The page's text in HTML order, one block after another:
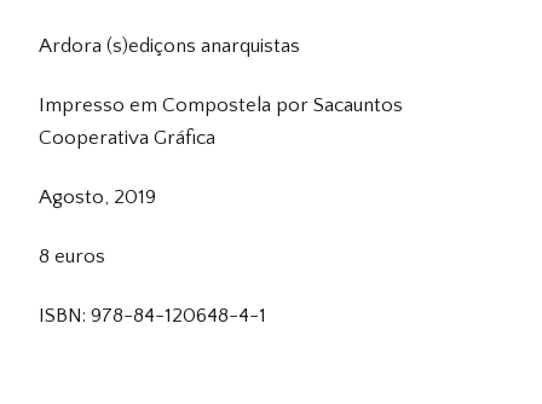
Ardora (s)ediçons anarquistas
Impresso em Compostela por Sacauntos
Cooperativa Gráfica
Agosto, 2019
8 euros
ISBN: 978-84-120648-4-1